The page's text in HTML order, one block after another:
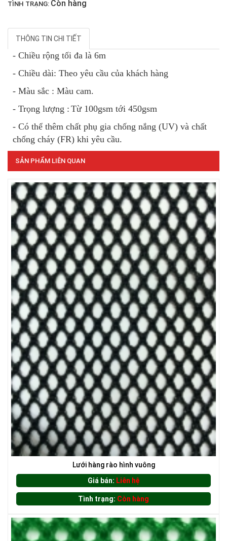
LƯỚI CHẮN GIÓ
LƯỚI CHẮN CÔN TRÙNG
LƯỚI CHẮN CÔN TRÙNG
TÌNH TRẠNG: Còn hàng
THÔNG TIN CHI TIẾT
- Chiều rộng tối đa là 6m
- Chiều dài: Theo yêu cầu của khách hàng
- Màu sắc : Màu cam.
- Trọng lượng : Từ 100gsm tới 450gsm
- Có thể thêm chất phụ gia chống nắng (UV) và chất
chống cháy (FR) khi yêu cầu.
SẢN PHẨM LIÊN QUAN
Lưới hàng rào hình vuông
Giá bán: Liên hệ
Tình trạng: Còn hàng